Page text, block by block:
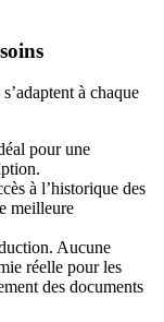
à chaque
pour une
à l’historique des
meilleure
Aucune
réelle pour les
des documents